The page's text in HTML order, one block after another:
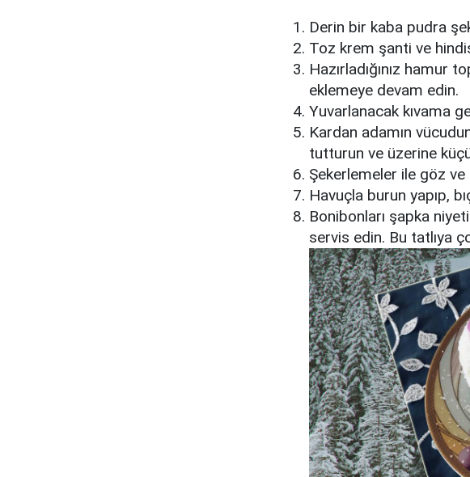
Derin bir kaba pudra
Toz krem şanti ve
Hazırladığınız hamur
eklemeye devam edin.
Yuvarlanacak kıvama
Kardan adamın
tutturun ve üzerine
Şekerlemeler ile göz ve
Havuçla burun yapıp,
Bonibonları şapka
servis edin. Bu tatlıya